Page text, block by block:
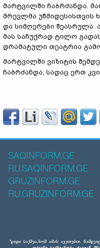
მარტვილში ჩაბრძანდა.
მრევლმა უწმიდესისთვის
და სიმღერები შეასრულა.
მას საჩუქრად ტილო
დრამატული თეატრია
მარტვილში ვიზიტის
ჩაბრძანდა, სადაც ერთ
SAQINFORM.GE
RU.SAQINFORM.GE
GRUZINFORM.GE
RU.GRUZINFORM.GE